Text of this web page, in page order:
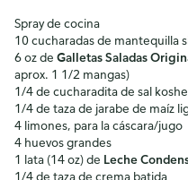
Spray de cocina
10 cucharadas de mantequilla
6 oz de Galletas Saladas
aprox. 1 1/2 mangas)
1/4 de cucharadita de sal
1/4 de taza de jarabe de maíz
4 limones, para la cáscara/jugo
4 huevos grandes
1 lata (14 oz) de Leche
1/4 de taza de crema batida